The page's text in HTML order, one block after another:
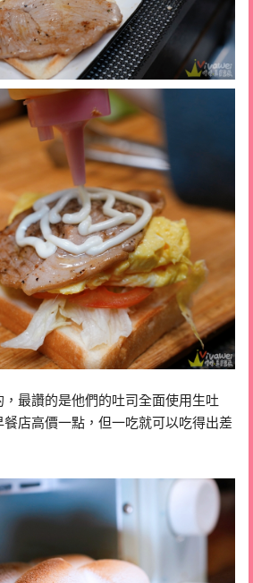
最讚的是他們的吐司全面使用生吐
店高價一點，但一吃就可以吃得出差